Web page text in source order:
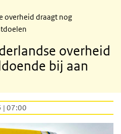
overheid draagt nog
overheid
bij aan
| 07:00